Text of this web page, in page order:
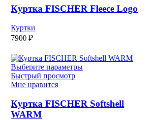
Куртка FISCHER Fleece Logo
Куртки
7900₽
Выберите параметры
Быстрый просмотр
Мне нравится
Куртка FISCHER Softshell
WARM